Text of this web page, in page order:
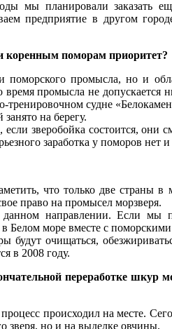
мы планировали заказать
предприятие в другом
коренным поморам приоритет?
поморского промысла, но и
промысла не допускается
тренировочном судне
на берегу.
зверобойка состоится, они
заработка у поморов нет
что только две страны
право на промысел морзверя.
в данном направлении. Если
Белом море вместе с
очищаться,
в 2008 году.
переработке шкур
происходил на месте.
зверя, но и на выделке овчины.